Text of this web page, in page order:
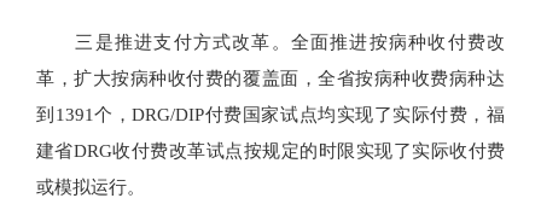
三是推进支付方式改革。全面推进按病种收付费改
革，扩大按病种收付费的覆盖面，全省按病种收费病种达
到1391个，DRG/DIP付费国家试点均实现了实际付费，福
建省DRG收付费改革试点按规定的时限实现了实际收付费
或模拟运行。